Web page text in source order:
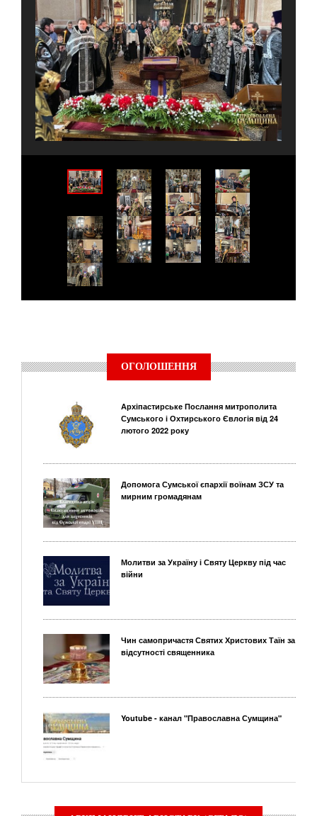
ОГОЛОШЕННЯ
Архіпастирське Послання митрополита
Сумського і Охтирського Євлогія від 24
лютого 2022 року
Допомога Сумської єпархії воїнам ЗСУ та
мирним громадянам
Молитви за Україну і Святу Церкву під час
війни
Чин самопричастя Святих Христових Таїн за
відсутності священника
Youtube - канал "Православна Сумщина"